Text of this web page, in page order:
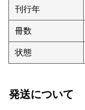
刊行年
冊数
状態
発送について